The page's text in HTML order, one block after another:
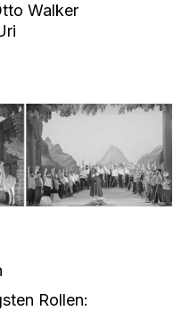
Walker
Rollen: